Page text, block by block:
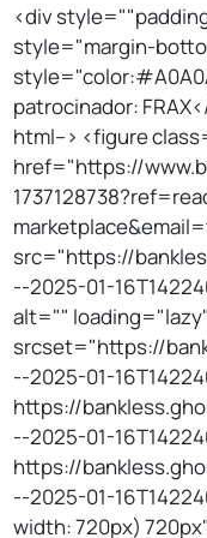
<div
style="margin-
patrocinador:
html--> <figure
href="https://
src="https://
--2025-01-
alt=""
srcset="https://
--2025-01-
https://
--2025-01-
https://
--2025-01-
width: 720px)